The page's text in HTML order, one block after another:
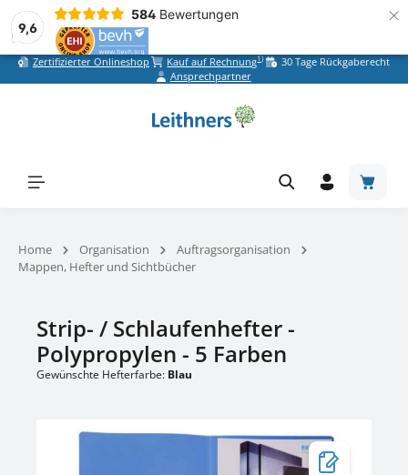
9,6
584 Bewertungen ×
Zum Hauptinhalt springen
Zertifizierter Onlineshop Kauf auf Rechnung1)
30 Tage Rückgaberecht
Ansprechpartner
Home Organisation
Auftragsorganisation
Mappen, Hefter und Sichtbücher
Strip- / Schlaufenhefter -
Polypropylen - 5 Farben
Gewünschte Hefterfarbe: Blau
Bildergalerie überspringen